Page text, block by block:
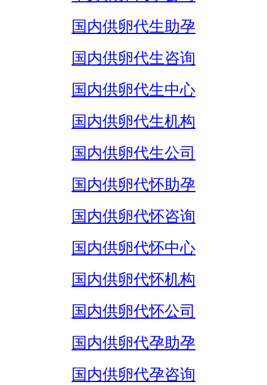
国内供卵代生助孕
国内供卵代生咨询
国内供卵代生中心
国内供卵代生机构
国内供卵代生公司
国内供卵代怀助孕
国内供卵代怀咨询
国内供卵代怀中心
国内供卵代怀机构
国内供卵代怀公司
国内供卵代孕助孕
国内供卵代孕咨询